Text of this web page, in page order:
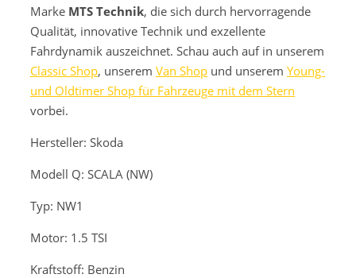
Marke MTS Technik, die sich durch hervorragende
Qualität, innovative Technik und exzellente
Fahrdynamik auszeichnet. Schau auch auf in unserem
Classic Shop, unserem Van Shop und unserem Young-
und Oldtimer Shop für Fahrzeuge mit dem Stern
vorbei.
Hersteller: Skoda
Modell Q: SCALA (NW)
Typ: NW1
Motor: 1.5 TSI
Kraftstoff: Benzin